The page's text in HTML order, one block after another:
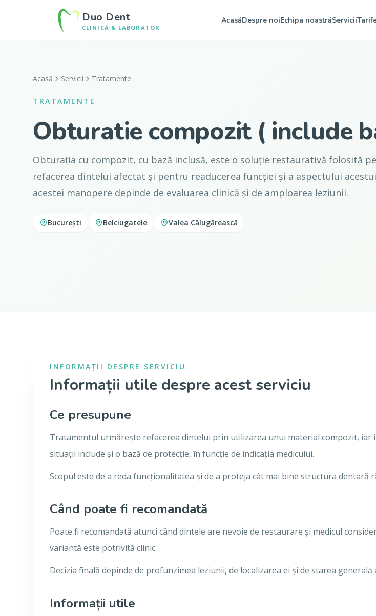
Duo Dent
CLINICĂ & LABORATOR
AcasăDespre noiEchipa noastrăServicii
Acasă Servicii Tratamente
TRATAMENTE
Obturatie compozit ( include
Obturația cu compozit, cu bază inclusă, este o soluție restaurativă folosită
refacerea dintelui afectat și pentru readucerea funcției și a aspectului
acestei manopere depinde de evaluarea clinică și de amploarea leziunii.
București Belciugatele Valea Călugărească
INFORMAȚII DESPRE SERVICIU
Informații utile despre acest serviciu
Ce presupune
Tratamentul urmărește refacerea dintelui prin utilizarea unui material compozit, iar
situații include și o bază de protecție, în funcție de indicația medicului.
Scopul este de a reda funcționalitatea și de a proteja cât mai bine structura dentară
Când poate fi recomandată
Poate fi recomandată atunci când dintele are nevoie de restaurare și medicul
variantă este potrivită clinic.
Decizia finală depinde de profunzimea leziunii, de localizarea ei și de starea generală
Informații utile